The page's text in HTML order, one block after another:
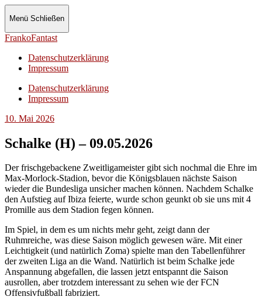
Menü Schließen
FrankoFantast
Datenschutzerklärung
Impressum
Datenschutzerklärung
Impressum
10. Mai 2026
Schalke (H) – 09.05.2026
Der frischgebackene Zweitligameister gibt sich nochmal die Ehre im
Max-Morlock-Stadion, bevor die Königsblauen nächste Saison
wieder die Bundesliga unsicher machen können. Nachdem Schalke
den Aufstieg auf Ibiza feierte, wurde schon geunkt ob sie uns mit 4
Promille aus dem Stadion fegen können.
Im Spiel, in dem es um nichts mehr geht, zeigt dann der
Ruhmreiche, was diese Saison möglich gewesen wäre. Mit einer
Leichtigkeit (und natürlich Zoma) spielte man den Tabellenführer
der zweiten Liga an die Wand. Natürlich ist beim Schalke jede
Anspannung abgefallen, die lassen jetzt entspannt die Saison
ausrollen, aber trotzdem interessant zu sehen wie der FCN
Offensivfußball fabriziert.